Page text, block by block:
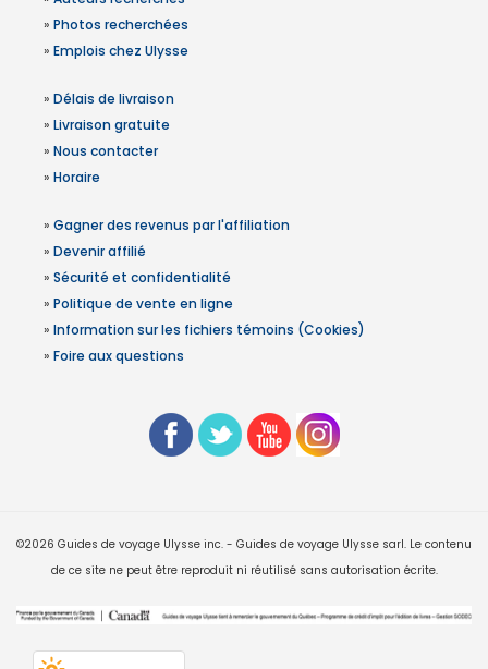
» Photos recherchées
» Emplois chez Ulysse
» Délais de livraison
» Livraison gratuite
» Nous contacter
» Horaire
» Gagner des revenus par l'affiliation
» Devenir affilié
» Sécurité et confidentialité
» Politique de vente en ligne
» Information sur les fichiers témoins (Cookies)
» Foire aux questions
©2026 Guides de voyage Ulysse inc. - Guides de voyage Ulysse sarl. Le contenu
de ce site ne peut être reproduit ni réutilisé sans autorisation écrite.